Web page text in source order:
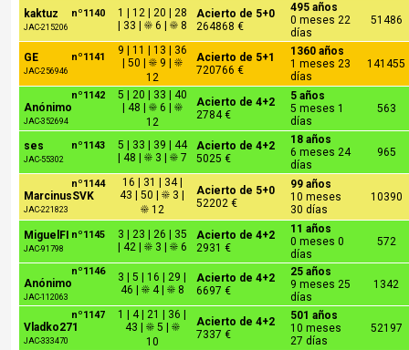
nº1140
kaktuz
JAC-215206
1 | 12 | 20 | 28
| 33 | ☀ 6 | ☀ 8
Acierto de 5+0
264868 €
495 años
0 meses 22
días
51486
nº1141
GE
JAC-256946
9 | 11 | 13 | 36
| 50 | ☀ 9 | ☀
12
Acierto de 5+1
720766 €
1360 años
1 meses 23
días
141455
nº1142
Anónimo
JAC-352694
5 | 20 | 33 | 40
| 48 | ☀ 6 | ☀
12
Acierto de 4+2
2784 €
5 años
5 meses 1
días
563
nº1143
ses
JAC-55302
5 | 33 | 39 | 44
| 48 | ☀ 3 | ☀ 7
Acierto de 4+2
5025 €
18 años
6 meses 24
días
965
nº1144
MarcinusSVK
JAC-221823
16 | 31 | 34 |
43 | 50 | ☀ 3 |
☀ 12
Acierto de 5+0
52202 €
99 años
10 meses
30 días
10390
nº1145
MiguelFI
JAC-91798
3 | 23 | 26 | 35
| 42 | ☀ 3 | ☀ 6
Acierto de 4+2
2931 €
11 años
0 meses 0
días
572
nº1146
Anónimo
JAC-112063
3 | 5 | 16 | 29 |
46 | ☀ 4 | ☀ 8
Acierto de 4+2
6697 €
25 años
9 meses 25
días
1342
nº1147
Vladko271
JAC-333470
1 | 4 | 21 | 36 |
43 | ☀ 5 | ☀
10
Acierto de 4+2
7337 €
501 años
10 meses
27 días
52197